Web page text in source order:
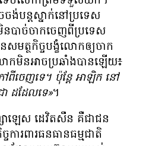
ង់​បន្ត​ស្នាក់នៅ​ប្រទេស​
មិន​បាច់​ចាក​ចេញ​ពី​ប្រទេស​
សមត្ថកិច្ច​បង្ខំ​លោក​ឲ្យ​ចាក​
ក​មិន​អាច​ប្រឆាំង​បាន​ឡើយ៖
ៅ​ពី​ចេញ​ទេ។ ប៉ុន្តែ អាឡិក នៅ​
ដដែល​ទេ»។
ឡេស ដេវិតសឹន គឺ​ជា​ជន​
ារពារ​ធនធាន​ធម្មជាតិ​